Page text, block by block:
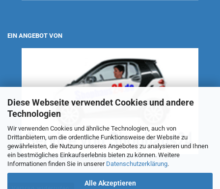
Diese Webseite verwendet Cookies und andere
Technologien
Wir verwenden Cookies und ähnliche Technologien, auch von
Drittanbietern, um die ordentliche Funktionsweise der Website zu
gewährleisten, die Nutzung unseres Angebotes zu analysieren und Ihnen
ein bestmögliches Einkaufserlebnis bieten zu können. Weitere
Informationen finden Sie in unserer Datenschutzerklärung.
Alle Akzeptieren
EIN ANGEBOT VON